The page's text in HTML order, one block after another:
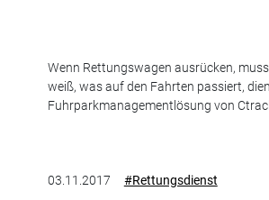
Wenn Rettungswagen ausrücken,
weiß, was auf den Fahrten passiert,
Fuhrparkmanagementlösung von
03.11.2017 #Rettungsdienst